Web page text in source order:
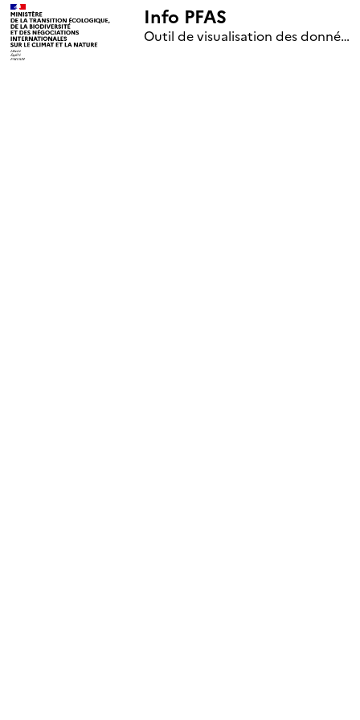
Info PFAS
Outil de visualisation des données nationales de surveillance des substances PFAS (mise à jour le 1er jour de chaque mois)
+
–